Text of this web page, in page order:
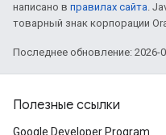
написано в правилах сайта.
товарный знак корпорации
Последнее обновление: 2026-
Полезные ссылки
Google Developer Program